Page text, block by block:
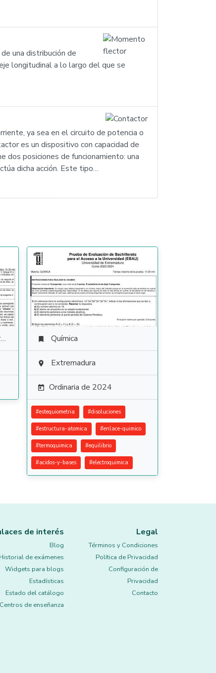
una distribución de
longitudinal a lo largo del que se
ya sea en el circuito de potencia o
es un dispositivo con capacidad de
dos posiciones de funcionamiento: una
dicha acción. Este tipo…
 Química
 Extremadura
 Ordinaria de 2024
#estequiometria #disoluciones
#estructura-atomica #enlace-quimico
#termoquimica #equilibrio
#acidos-y-bases #electroquimica
de interés
Blog
Historial de exámenes
Widgets para blogs
Estadísticas
Estado del catálogo
Centros de enseñanza
Legal
Términos y Condiciones
Política de Privacidad
Configuración de
Privacidad
Contacto